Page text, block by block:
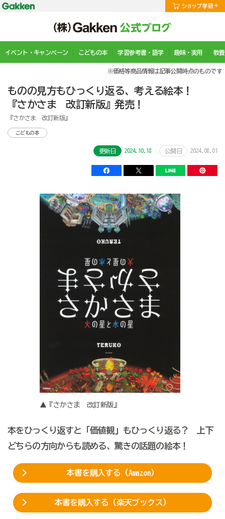
イベント・キャンペーン こどもの本 学習参考書・語学 趣味・実用 教
※価格等商品情報は記事公開時点のものです
ものの見方もひっくり返る、考える絵本！
『さかさま 改訂新版』発売！
『さかさま 改訂新版』
こどもの本
更新日 2024.10.18 公開日 2024.08.01
▲『さかさま 改訂新版』
本をひっくり返すと「価値観」もひっくり返る？ 上下
どちらの方向からも読める、驚きの話題の絵本！
本書を購入する（Amazon）
本書を購入する（楽天ブックス）